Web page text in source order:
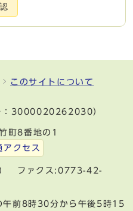
このサイトについて
：3000020262030）
町8番地の1
アクセス
） ファクス:0773-42-
前8時30分から午後5時15